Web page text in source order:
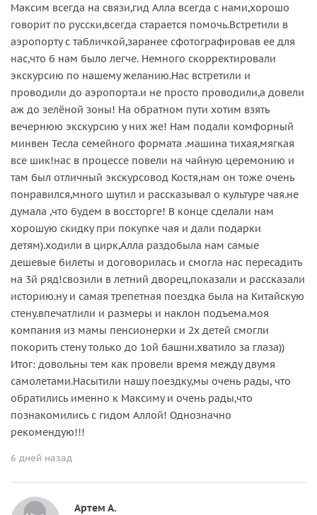
Максим всегда на связи,гид Алла всегда с нами,хорошо
говорит по русски,всегда старается помочь.Встретили в
аэропорту с табличкой,заранее сфотографировав ее для
нас,что б нам было легче. Немного скорректировали
экскурсию по нашему желанию.Нас встретили и
проводили до аэропорта.и не просто проводили,а довели
аж до зелёной зоны! На обратном пути хотим взять
вечернюю экскурсию у них же! Нам подали комфорный
минвен Тесла семейного формата .машина тихая,мягкая
все шик!нас в процессе повели на чайную церемонию и
там был отличный экскурсовод Костя,нам он тоже очень
понравился,много шутил и рассказывал о культуре чая.не
думала ,что будем в воссторге! В конце сделали нам
хорошую скидку при покупке чая и дали подарки
детям).ходили в цирк,Алла раздобыла нам самые
дешевые билеты и договорилась и смогла нас пересадить
на 3й ряд!свозили в летний дворец,показали и рассказали
историю.ну и самая трепетная поездка была на Китайскую
стену.впечатлили и размеры и наклон подъема.моя
компания из мамы пенсионерки и 2х детей смогли
покорить стену только до 1ой башни.хватило за глаза))
Итог: довольны тем как провели время между двумя
самолетами.Насытили нашу поездку,мы очень рады, что
обратились именно к Максиму и очень рады,что
познакомились с гидом Аллой! Однозначно
рекомендую!!!
6 дней назад
Артем А.